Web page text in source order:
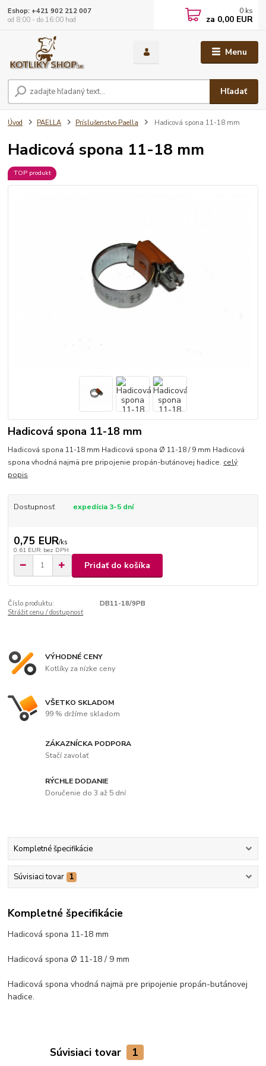
Menu
Hľadať
Eshop: +421 902 212 007
od 8:00 - do 16:00 hod
0 ks
za 0,00 EUR
Úvod PAELLA Príslušenstvo Paella Hadicová spona 11-18 mm
Hadicová spona 11-18 mm
TOP produkt
Hadicová spona 11-18 mm
Hadicová spona 11-18 mm Hadicová spona Ø 11-18 / 9 mm Hadicová
spona vhodná najmä pre pripojenie propán-butánovej hadice. celý
popis
Dostupnosť expedícia 3-5 dní
0,75 EUR/ks
0,61 EUR bez DPH
Pridať do košíka
Číslo produktu:
DB11-18/9PB
Strážiť cenu / dostupnosť
VÝHODNÉ CENY
Kotlíky za nízke ceny
VŠETKO SKLADOM
99 % držíme skladom
ZÁKAZNÍCKA PODPORA
Stačí zavolať
RÝCHLE DODANIE
Doručenie do 3 až 5 dní
Kompletné špecifikácie
Súvisiaci tovar 1
Kompletné špecifikácie
Hadicová spona 11-18 mm
Hadicová spona Ø 11-18 / 9 mm
Hadicová spona vhodná najmä pre pripojenie propán-butánovej
hadice.
Súvisiaci tovar 1